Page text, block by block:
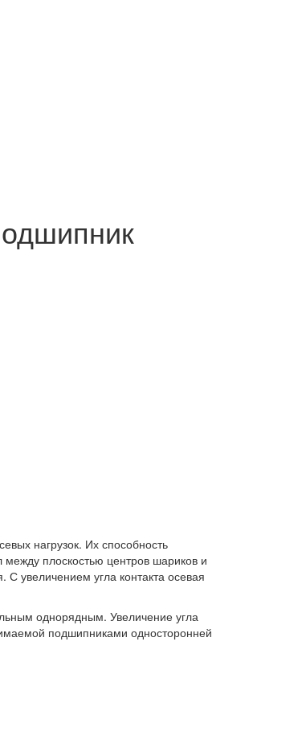
нагрузок. Их способность
между плоскостью центров шариков и
увеличением угла контакта осевая
однорядным. Увеличение угла
подшипниками односторонней